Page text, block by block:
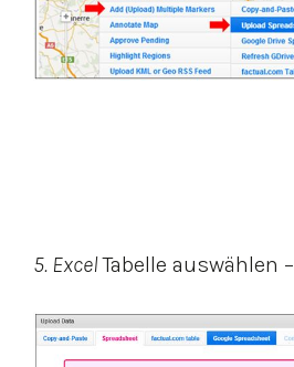
5. ExcelTabelle auswählen –